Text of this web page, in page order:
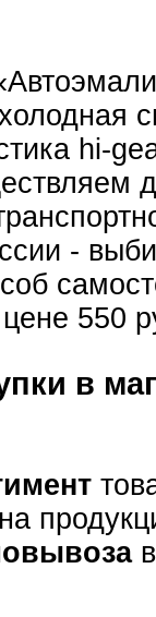
hi-
-
550
в
на
в